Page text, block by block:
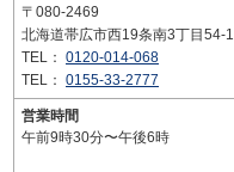
〒080-2469
北海道帯広市西19条南3丁目54-1
TEL： 0120-014-068
TEL： 0155-33-2777
営業時間
午前9時30分〜午後6時